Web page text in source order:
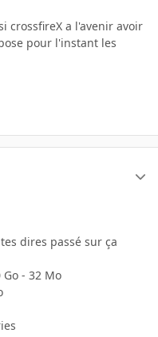
crossfireX a l'avenir avoir
pour l'instant les
dires passé sur ça
Go - 32 Mo